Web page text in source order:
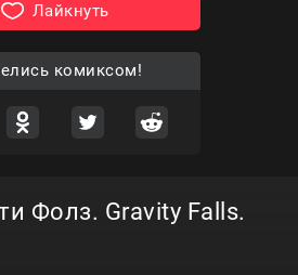
Лайкнуть
комиксом!
Фолз. Gravity Falls.